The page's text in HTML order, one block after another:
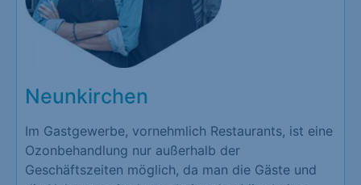
Neunkirchen
Im Gastgewerbe, vornehmlich Restaurants, ist eine
Ozonbehandlung nur außerhalb der
Geschäftszeiten möglich, da man die Gäste und